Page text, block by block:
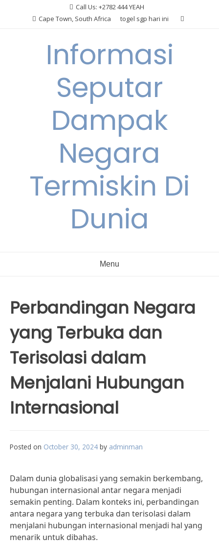
Call Us: +2782 444 YEAH
Cape Town, South Africa
togel sgp hari ini
Informasi
Seputar
Dampak
Negara
Termiskin Di
Dunia
Menu
Perbandingan Negara
yang Terbuka dan
Terisolasi dalam
Menjalani Hubungan
Internasional
Posted on October 30, 2024 by adminman
Dalam dunia globalisasi yang semakin berkembang,
hubungan internasional antar negara menjadi
semakin penting. Dalam konteks ini, perbandingan
antara negara yang terbuka dan terisolasi dalam
menjalani hubungan internasional menjadi hal yang
menarik untuk dibahas.